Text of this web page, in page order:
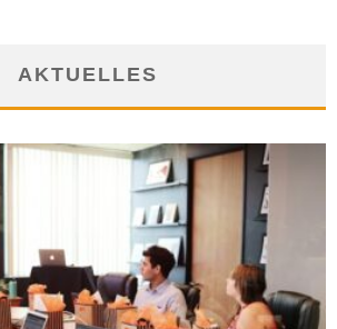
AKTUELLES